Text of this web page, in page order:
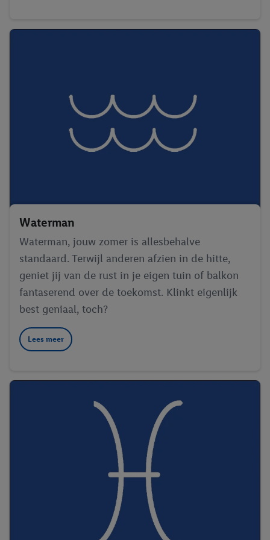
Waterman
Waterman, jouw zomer is allesbehalve
standaard. Terwijl anderen afzien in de hitte,
geniet jij van de rust in je eigen tuin of balkon
fantaserend over de toekomst. Klinkt eigenlijk
best geniaal, toch?
Lees meer
meer informatie vinden over de gegevensverwerking.
noodzakelijke technologieën toestaan. Door op “aanvaarden” te
trekken, vindt u in onze
privacyverklaring
Je vindt het